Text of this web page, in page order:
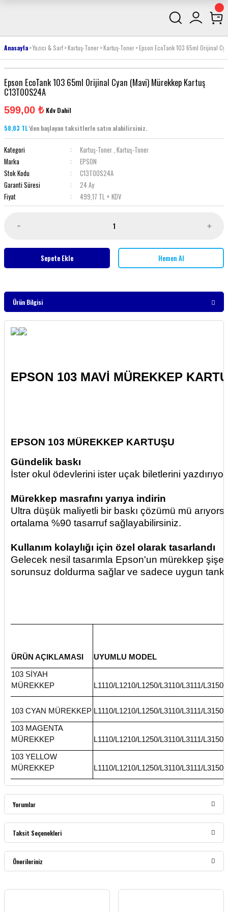
Anasayfa Yazıcı & Sarf Kartuş-Toner Kartuş-Toner Epson EcoTank 103 65ml Orijinal
Epson EcoTank 103 65ml Orijinal Cyan (Mavi) Mürekkep Kartuş
C13T00S24A
599,00 ₺ Kdv Dahil
58,03 TL'den başlayan taksitlerle satın alabilirsiniz.
Kategori Kartuş-Toner, Kartuş-Toner
Marka
EPSON
Stok Kodu
C13T00S24A
Garanti Süresi
24 Ay
Fiyat
499,17 TL + KDV
Sepete Ekle Hemen Al
Ürün Bilgisi
EPSON 103 MAVİ MÜREKKEP
EPSON 103 MÜREKKEP KARTUŞU
Gündelik baskı
İster okul ödevlerini ister uçak biletlerini
Mürekkep masrafını yarıya indirin
Ultra düşük maliyetli bir baskı çözümü mü
ortalama %90 tasarruf sağlayabilirsiniz.
Kullanım kolaylığı için özel olarak tasarlandı
Gelecek nesil tasarımla Epson'un mürekkep
sorunsuz doldurma sağlar ve sadece uygun
ÜRÜN AÇIKLAMASI UYUMLU MODEL
103 SİYAH
MÜREKKEP
L1110/L1210/L1250/L3110/L3111/
103 CYAN MÜREKKEP L1110/L1210/L1250/L3110/L3111/
103 MAGENTA
MÜREKKEP
L1110/L1210/L1250/L3110/L3111/
103 YELLOW
MÜREKKEP
L1110/L1210/L1250/L3110/L3111/
Yorumlar
Bu ürüne ilk yorumu siz yapın!
Taksit Seçenekleri
Önerileriniz
Bu ürünün fiyat bilgisi, resim, ürün açıklamalarında ve diğer konularda yetersiz